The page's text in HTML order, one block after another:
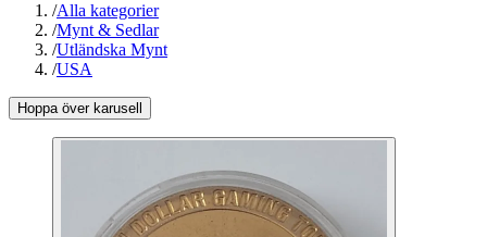
/Alla kategorier
/Mynt & Sedlar
/Utländska Mynt
/USA
Hoppa över karusell